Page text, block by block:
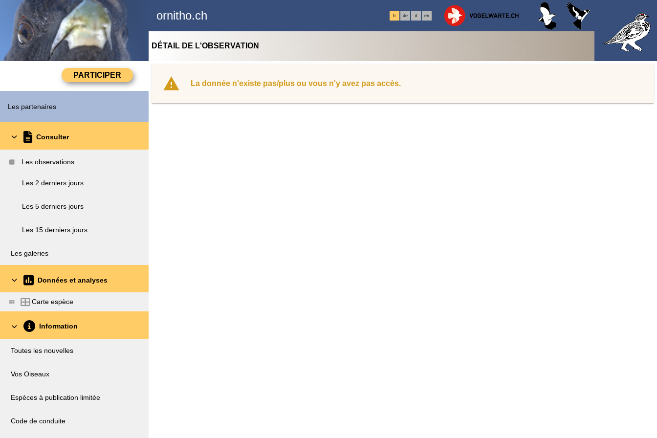
ornitho.ch fr de it en
Les partenaires
Consulter
Les observations
Les 2 derniers jours
Les 5 derniers jours
Les 15 derniers jours
Les galeries
Données et analyses
Carte espèce
Information
Toutes les nouvelles
Vos Oiseaux
Espèces à publication limitée
Code de conduite
DÉTAIL DE L'OBSERVATION
La donnée n'existe pas/plus ou vous n'y avez pas accès.